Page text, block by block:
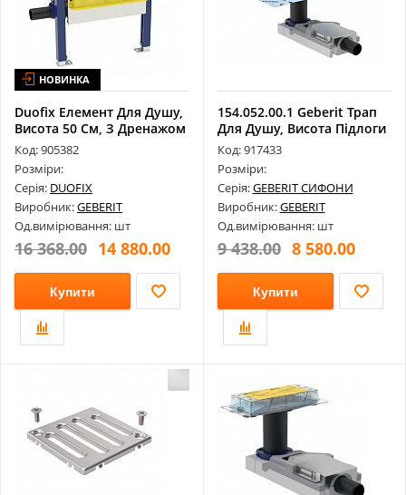
НОВИНКА
Duofix Елемент Для Душу,
Висота 50 См, З Дренажом
У ...
Код: 905382
Розміри:
Серія: DUOFIX
Виробник:GEBERIT
Од.вимірювання: шт
16 368.00 14 880.00
Купити
154.052.00.1 Geberit Трап
Для Душу, Висота Підлоги
В...
Код: 917433
Розміри:
Серія:GEBERIT СИФОНИ
Виробник:GEBERIT
Од.вимірювання: шт
9 438.00 8 580.00
Купити